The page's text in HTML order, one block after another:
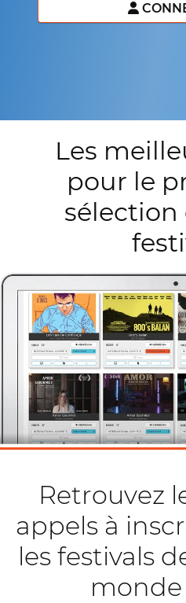
Les
pour le
sélection
Retrouvez
appels à
les festivals